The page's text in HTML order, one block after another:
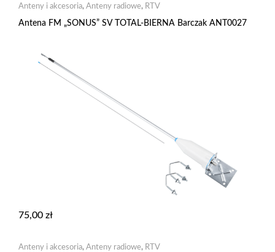
Anteny i akcesoria, Anteny radiowe, RTV
Antena FM „SONUS” SV TOTAL-BIERNA Barczak ANT0027
75,00 zł
Anteny i akcesoria, Anteny radiowe, RTV